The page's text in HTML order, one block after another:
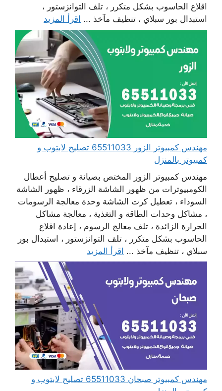
اقلاع الحاسوب بشكل متكرر ، تلف التوانزستور ،
استبدال بور سبلاي ، تنظيف مآخذ ... اقرأ المزيد
مهندس كمبيوتر الزور 65511033 تصليح لابتوب و
كمبيوتر بالمنزل
مهندس كمبيوتر الزور المختص بصيانة و تصليح أعطال
الكومبيوترات من ظهور الشاشة الزرقاء ، ظهور الشاشة
السوداء ، تعطيل كرت الشاشة وحدة معالجة الرسومات
، مشاكل وحدات الطاقة و التغذية ، معالجة مشاكل
الحرارة الزائدة ، تلف معالج الرسوم ، إعادة اقلاع
الحاسوب بشكل متكرر ، تلف التوانزستور ، استبدال بور
سبلاي ، تنظيف مآخذ ... اقرأ المزيد
مهندس كمبيوتر صبحان 65511033 تصليح لابتوب و